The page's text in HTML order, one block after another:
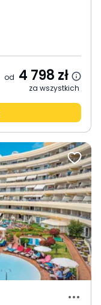
od 4 798 zł
za wszystkich